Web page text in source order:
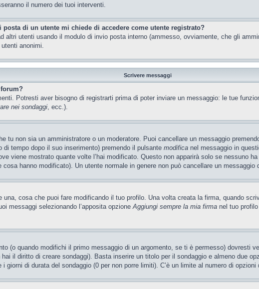
il numero dei tuoi interventi.
di un utente mi chiede di accedere come utente registrato?
altri utenti usando il modulo di invio posta interno (ammesso, ovviamente, che gli
anonimi.
Scrivere messaggi
Potresti aver bisogno di registrarti prima di poter inviare un messaggio: le tue
nei sondaggi, ecc.).
tu non sia un amministratore o un moderatore. Puoi cancellare un messaggio
tempo dopo il suo inserimento) premendo il pulsante modifica nel messaggio in
viene mostrato quante volte l’hai modificato. Questo non apparirà solo se nessuno
hanno modificato). Un utente normale in genere non può cancellare un messaggio
una, cosa che puoi fare modificando il tuo profilo. Una volta creata la firma, quando
messaggi selezionando l’apposita opzioneAggiungi sempre la mia firma nel tuo
(o quando modifichi il primo messaggio di un argomento, se ti è permesso) dovresti
il diritto di creare sondaggi). Basta inserire un titolo per il sondaggio e almeno due
giorni di durata del sondaggio (0 per non porre limiti). C’è un limite al numero di